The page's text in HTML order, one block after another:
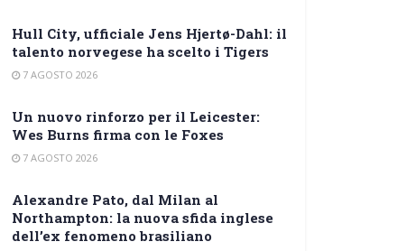
Hull City, ufficiale Jens Hjertø-Dahl: il
talento norvegese ha scelto i Tigers
7 AGOSTO 2026
Un nuovo rinforzo per il Leicester:
Wes Burns firma con le Foxes
7 AGOSTO 2026
Alexandre Pato, dal Milan al
Northampton: la nuova sfida inglese
dell’ex fenomeno brasiliano